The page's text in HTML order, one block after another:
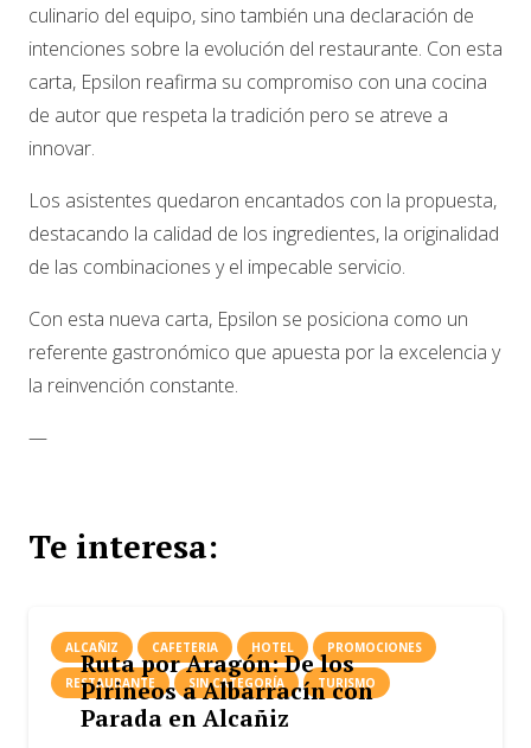
culinario del equipo, sino también una declaración de
intenciones sobre la evolución del restaurante. Con esta
carta, Epsilon reafirma su compromiso con una cocina
de autor que respeta la tradición pero se atreve a
innovar.
Los asistentes quedaron encantados con la propuesta,
destacando la calidad de los ingredientes, la originalidad
de las combinaciones y el impecable servicio.
Con esta nueva carta, Epsilon se posiciona como un
referente gastronómico que apuesta por la excelencia y
la reinvención constante.
—
Te interesa:
ALCAÑIZ CAFETERIA HOTEL PROMOCIONES
RESTAURANTE SIN CATEGORÍA TURISMO
Ruta por Aragón: De los
Pirineos a Albarracín con
Parada en Alcañiz